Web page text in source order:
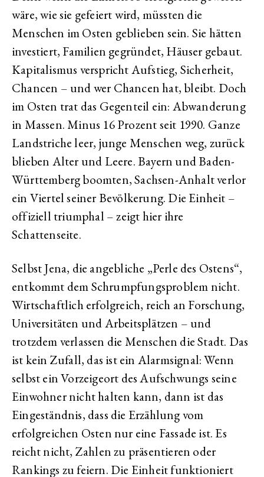
wäre, wie sie gefeiert wird, müssten die
Menschen im Osten geblieben sein. Sie hätten
investiert, Familien gegründet, Häuser gebaut.
Kapitalismus verspricht Aufstieg, Sicherheit,
Chancen – und wer Chancen hat, bleibt. Doch
im Osten trat das Gegenteil ein: Abwanderung
in Massen. Minus 16 Prozent seit 1990. Ganze
Landstriche leer, junge Menschen weg, zurück
blieben Alter und Leere. Bayern und Baden-
Württemberg boomten, Sachsen-Anhalt verlor
ein Viertel seiner Bevölkerung. Die Einheit –
offiziell triumphal – zeigt hier ihre
Schattenseite.
Selbst Jena, die angebliche „Perle des Ostens“,
entkommt dem Schrumpfungsproblem nicht.
Wirtschaftlich erfolgreich, reich an Forschung,
Universitäten und Arbeitsplätzen – und
trotzdem verlassen die Menschen die Stadt. Das
ist kein Zufall, das ist ein Alarmsignal: Wenn
selbst ein Vorzeigeort des Aufschwungs seine
Einwohner nicht halten kann, dann ist das
Eingeständnis, dass die Erzählung vom
erfolgreichen Osten nur eine Fassade ist. Es
reicht nicht, Zahlen zu präsentieren oder
Rankings zu feiern. Die Einheit funktioniert